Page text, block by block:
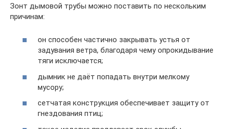
Зонт дымовой трубы можно поставить по нескольким
причинам:
он способен частично закрывать устья от
задувания ветра, благодаря чему опрокидывание
тяги исключается;
дымник не даёт попадать внутри мелкому
мусору;
сетчатая конструкция обеспечивает защиту от
гнездования птиц;